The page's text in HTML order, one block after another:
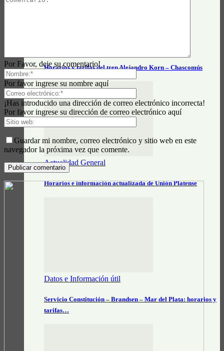
Horarios y tarifas del tren Alejandro Korn – Chascomús
Actualidad General
Horarios e información actualizada de Unión Platense
Datos e Información útil
Servicio Constitución – Brandsen – Mar del Plata: horarios y
tarifas…
Por Favor, deje su comentario!
Por favor ingrese su nombre aquí
¡Has introducido una dirección de correo electrónico incorrecta!
Por favor ingrese su dirección de correo electrónico aquí
Guardar mi nombre, correo electrónico y sitio web en este
navegador la próxima vez que comente.